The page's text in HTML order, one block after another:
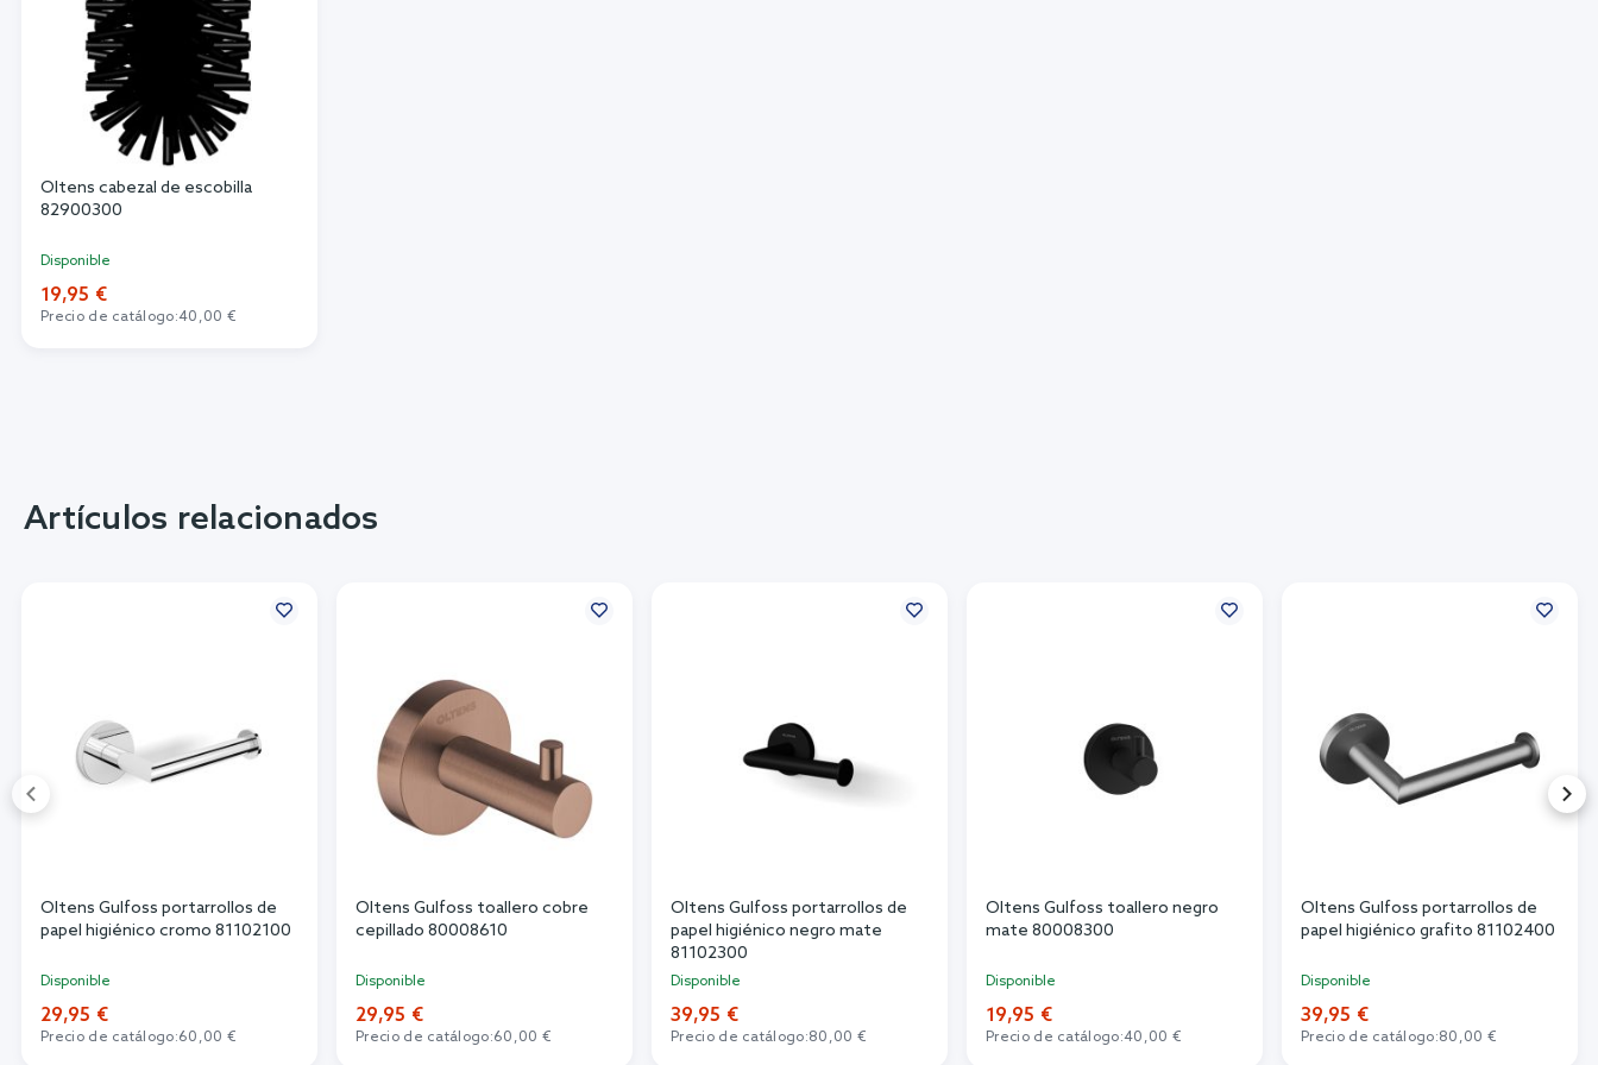
Oltens cabezal de escobilla
82900300
Disponible
19,95 €
Precio de catálogo:40,00 €
Artículos relacionados
Oltens Gulfoss portarrollos de
papel higiénico cromo 81102100
Disponible
29,95 €
Precio de catálogo:60,00 €
Oltens Gulfoss toallero cobre
cepillado 80008610
Disponible
29,95 €
Precio de catálogo:60,00 €
Oltens Gulfoss portarrollos de
papel higiénico negro mate
81102300
Disponible
39,95 €
Precio de catálogo:80,00 €
Oltens Gulfoss toallero negro
mate 80008300
Disponible
19,95 €
Precio de catálogo:40,00 €
Oltens Gulfoss portarrollos de
papel higiénico grafito 81102400
Disponible
39,95 €
Precio de catálogo:80,00 €